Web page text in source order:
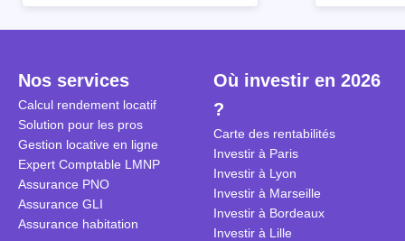
inconvénients présente ce type
Nos services
Calcul rendement locatif
Solution pour les pros
Gestion locative en ligne
Expert Comptable LMNP
Assurance PNO
Assurance GLI
Assurance habitation
Où investir en 2026
?
Carte des rentabilités
Investir à Paris
Investir à Lyon
Investir à Marseille
Investir à Bordeaux
Investir à Lille